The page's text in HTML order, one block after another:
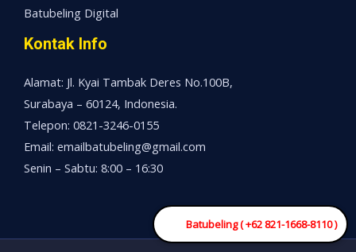
Batubeling ( +62 821-1668-8110 )
Batubeling Digital
Kontak Info
Alamat: Jl. Kyai Tambak Deres No.100B,
Surabaya – 60124, Indonesia.
Telepon: 0821-3246-0155
Email: emailbatubeling@gmail.com
Senin – Sabtu: 8:00 – 16:30